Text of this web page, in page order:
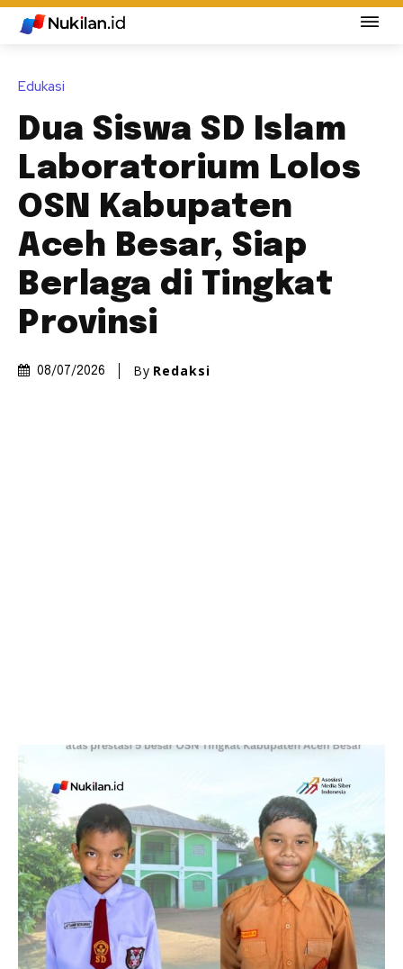
Edukasi
Dua Siswa SD Islam
Laboratorium Lolos
OSN Kabupaten
Aceh Besar, Siap
Berlaga di Tingkat
Provinsi
08/07/2026 By Redaksi